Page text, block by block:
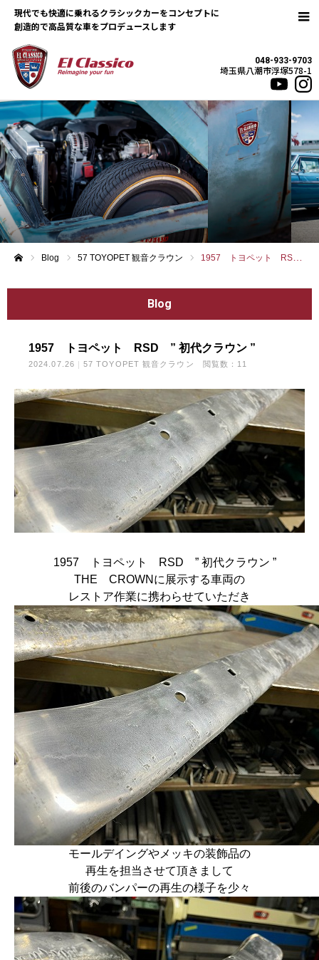
現代でも快適に乗れるクラシックカーをコンセプトに
048-933-9703
埼玉県八潮市浮塚578-1
Blog 57 TOYOPET 観音クラウン 1957 トヨペット RSD ” 初代クラウン ”
Blog
1957 トヨペット RSD ” 初代クラウン ”
2024.07.26 57 TOYOPET 観音クラウン 閲覧数：11
1957 トヨペット RSD ” 初代クラウン ”
THE CROWNに展示する車両の
レストア作業に携わらせていただき
モールデイングやメッキの装飾品の
再生を担当させて頂きまして
前後のバンパーの再生の様子を少々